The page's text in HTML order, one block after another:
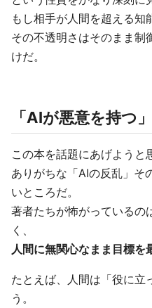
もし相手が人間を超える知
その不透明さはそのまま制
けだ。
「AIが悪意を持つ
この本を話題にあげようと
ありがちな「AIの反乱」そ
いところだ。
著者たちが怖がっているの
く、
人間に無関心なまま目標を
たとえば、人間は「役に立
う。